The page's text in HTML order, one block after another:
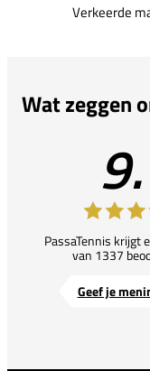
Verkeerde
Wat zeggen
PassaTennis krijgt
van 1337
Geef je